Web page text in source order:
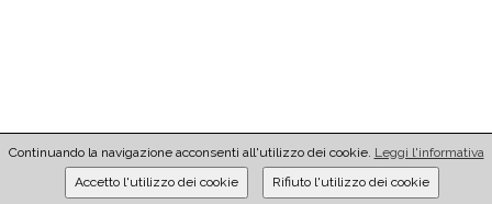
Continuando la navigazione acconsenti all'utilizzo dei cookie. Leggi l'informativa
Accetto l'utilizzo dei cookie
Rifiuto l'utilizzo dei cookie